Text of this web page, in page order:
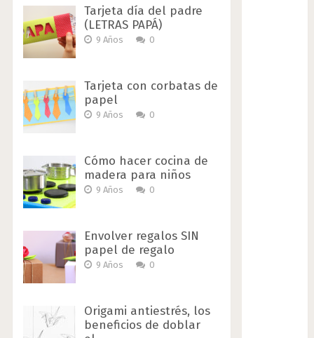
Tarjeta día del padre
(LETRAS PAPÁ)
9 Años 0
Tarjeta con corbatas de
papel
9 Años 0
Cómo hacer cocina de
madera para niños
9 Años 0
Envolver regalos SIN
papel de regalo
9 Años 0
Origami antiestrés, los
beneficios de doblar